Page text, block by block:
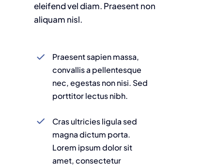
eleifend vel diam. Praesent non
aliquam nisl.
Praesent sapien massa,
convallis a pellentesque
nec, egestas non nisi. Sed
porttitor lectus nibh.
Cras ultricies ligula sed
magna dictum porta.
Lorem ipsum dolor sit
amet, consectetur